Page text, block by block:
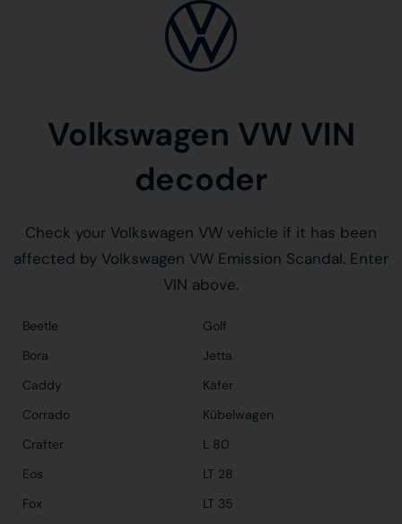
Volkswagen VW VIN
decoder
Check your Volkswagen VW vehicle if it has been
affected by Volkswagen VW Emission Scandal. Enter
VIN above.
Beetle
Bora
Caddy
Corrado
Crafter
Eos
Fox
Golf
Jetta
Käfer
Kübelwagen
L 80
LT 28
LT 35